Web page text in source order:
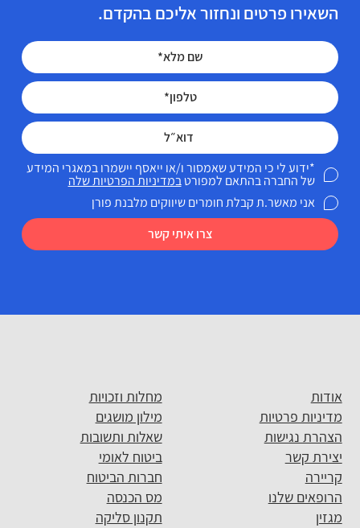
השאירו פרטים ונחזור אליכם בהקדם.
צרו איתי קשר
*ידוע לי כי המידע שאמסור ו/או ייאסף יישמרו במאגרי המידע
של החברה בהתאם למפורטבמדיניות הפרטיות שלה
אני מאשר.ת קבלת חומרים שיווקים מלבנת פורן
אודות
מדיניות פרטיות
הצהרת נגישות
יצירת קשר
קריירה
הרופאים שלנו
מגזין
מחלות וזכויות
מילון מושגים
שאלות ותשובות
ביטוח לאומי
חברות הביטוח
מס הכנסה
תקנון סליקה